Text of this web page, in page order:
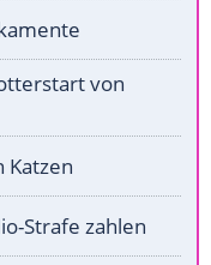
von
Katzen
Strafe zahlen